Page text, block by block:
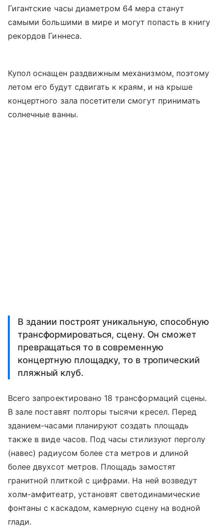
Гигантские часы диаметром 64 мера станут
самыми большими в мире и могут попасть в книгу
рекордов Гиннеса.
Купол оснащен раздвижным механизмом, поэтому
летом его будут сдвигать к краям, и на крыше
концертного зала посетители смогут принимать
солнечные ванны.
В здании построят уникальную, способную
трансформироваться, сцену. Он сможет
превращаться то в современную
концертную площадку, то в тропический
пляжный клуб.
Всего запроектировано 18 трансформаций сцены.
В зале поставят полторы тысячи кресел. Перед
зданием-часами планируют создать площадь
также в виде часов. Под часы стилизуют перголу
(навес) радиусом более ста метров и длиной
более двухсот метров. Площадь замостят
гранитной плиткой с цифрами. На ней возведут
холм-амфитеатр, установят светодинамические
фонтаны с каскадом, камерную сцену на водной
глади.